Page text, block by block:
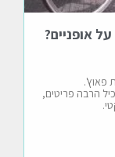
אופניים?
פאוץ'.
הרבה פריטים,